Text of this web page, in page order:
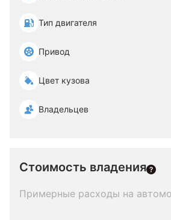
Тип двигателя
Привод
Цвет кузова
Владельцев
Стоимость владения
Примерные расходы на